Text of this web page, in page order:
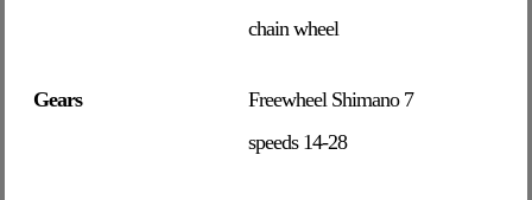
chain wheel
Gears
Freewheel Shimano 7
speeds 14-28